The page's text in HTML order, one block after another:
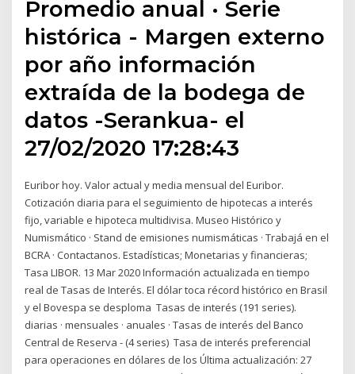
Promedio anual · Serie
histórica - Margen externo
por año información
extraída de la bodega de
datos -Serankua- el
27/02/2020 17:28:43
Euribor hoy. Valor actual y media mensual del Euribor.
Cotización diaria para el seguimiento de hipotecas a interés
fijo, variable e hipoteca multidivisa. Museo Histórico y
Numismático · Stand de emisiones numismáticas · Trabajá en el
BCRA · Contactanos. Estadísticas; Monetarias y financieras;
Tasa LIBOR. 13 Mar 2020 Información actualizada en tiempo
real de Tasas de Interés. El dólar toca récord histórico en Brasil
y el Bovespa se desploma Tasas de interés (191 series).
diarias · mensuales · anuales · Tasas de interés del Banco
Central de Reserva - (4 series) Tasa de interés preferencial
para operaciones en dólares de los Última actualización: 27